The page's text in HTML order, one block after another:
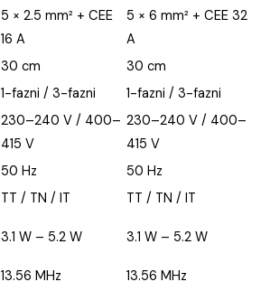
5 × 2.5 mm² + CEE
16 A
5 × 6 mm² + CEE 32
A
30 cm
30 cm
1-fazni / 3-fazni 1-fazni / 3-fazni
230–240 V / 400–
415 V
230–240 V / 400–
415 V
50 Hz
50 Hz
TT / TN / IT
TT / TN / IT
3.1 W – 5.2 W 3.1 W – 5.2 W
13.56 MHz 13.56 MHz